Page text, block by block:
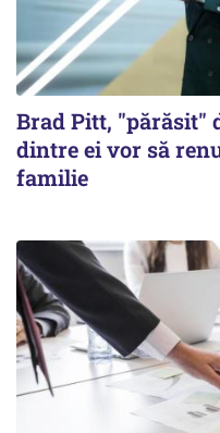
Brad Pitt, "părăsit"
dintre ei vor să
familie